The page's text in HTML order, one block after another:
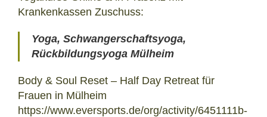
Krankenkassen Zuschuss:
Yoga, Schwangerschaftsyoga,
Rückbildungsyoga Mülheim
Body & Soul Reset – Half Day Retreat für
Frauen in Mülheim
https://www.eversports.de/org/activity/6451111b-